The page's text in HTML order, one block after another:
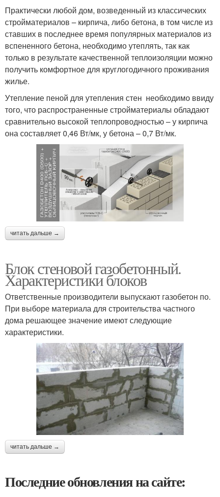
Практически любой дом, возведенный из классических
стройматериалов – кирпича, либо бетона, в том числе из
ставших в последнее время популярных материалов из
вспененного бетона, необходимо утеплять, так как
только в результате качественной теплоизоляции можно
получить комфортное для круглогодичного проживания
жилье.
Утепление пеной для утепления стен необходимо ввиду
того, что распространенные стройматериалы обладают
сравнительно высокой теплопроводностью – у кирпича
она составляет 0,46 Вт/мк, у бетона – 0,7 Вт/мк.
читать дальше →
Блок стеновой газобетонный.
Характеристики блоков
Ответственные производители выпускают газобетон по.
При выборе материала для строительства частного
дома решающее значение имеют следующие
характеристики.
читать дальше →
Последние обновления на сайте: